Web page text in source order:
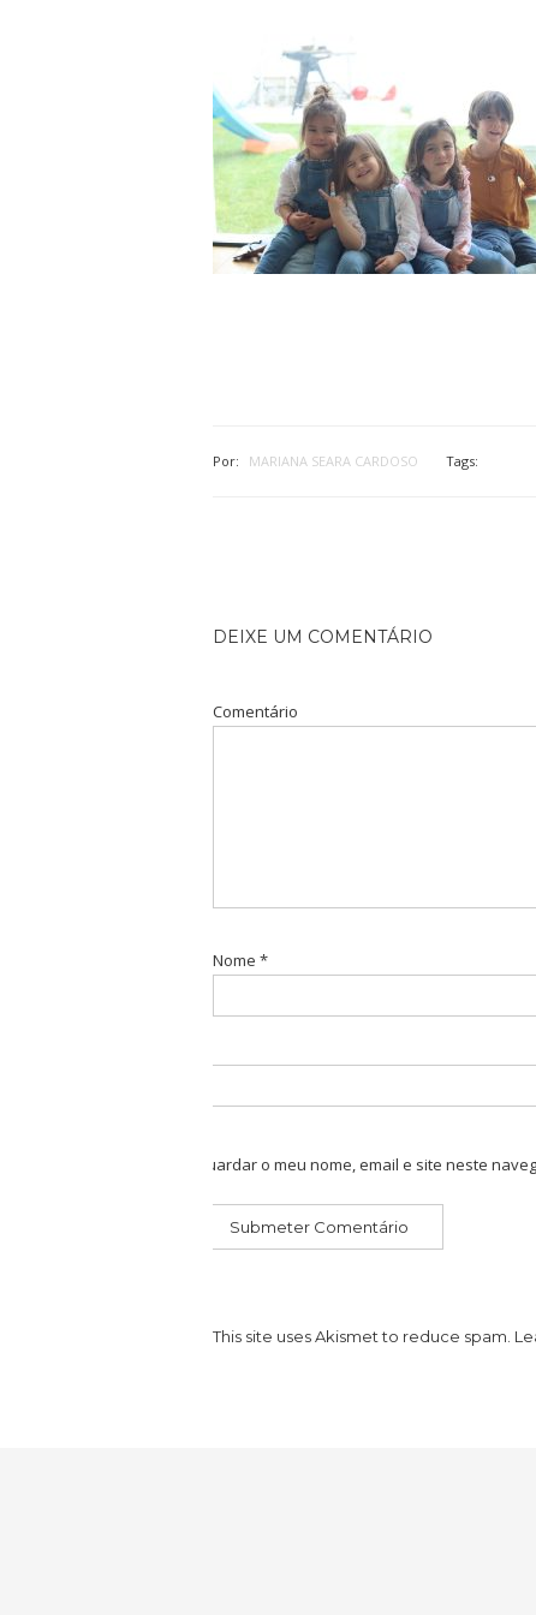
Por: MARIANA SEARA CARDOSO Tags:
DEIXE UM COMENTÁRIO
Comentário
Nome *
Guardar o meu nome, email e site neste
This site uses Akismet to reduce spam.